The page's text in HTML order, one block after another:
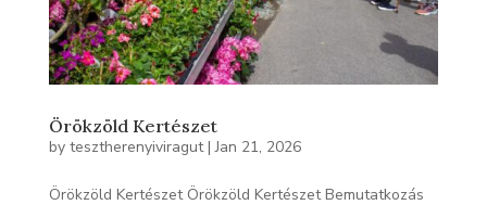
Örökzöld Kertészet
by tesztherenyiviragut|Jan 21, 2026
Örökzöld Kertészet Örökzöld Kertészet Bemutatkozás